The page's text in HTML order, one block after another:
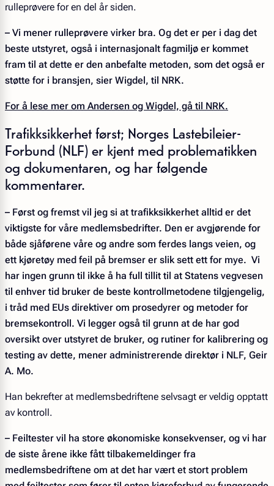
rulleprøvere for en del år siden.
– Vi mener rulleprøvere virker bra. Og det er per i dag det
beste utstyret, også i internasjonalt fagmiljø er kommet
fram til at dette er den anbefalte metoden, som det også er
støtte for i bransjen, sier Wigdel, til NRK.
For å lese mer om Andersen og Wigdel, gå til NRK.
Trafikksikkerhet først; Norges Lastebileier-
Forbund (NLF) er kjent med problematikken
og dokumentaren, og har følgende
kommentarer.
– Først og fremst vil jeg si at trafikksikkerhet alltid er det
viktigste for våre medlemsbedrifter. Den er avgjørende for
både sjåførene våre og andre som ferdes langs veien, og
ett kjøretøy med feil på bremser er slik sett ett for mye. Vi
har ingen grunn til ikke å ha full tillit til at Statens vegvesen
til enhver tid bruker de beste kontrollmetodene tilgjengelig,
i tråd med EUs direktiver om prosedyrer og metoder for
bremsekontroll. Vi legger også til grunn at de har god
oversikt over utstyret de bruker, og rutiner for kalibrering og
testing av dette, mener administrerende direktør i NLF, Geir
A. Mo.
Han bekrefter at medlemsbedriftene selvsagt er veldig opptatt
av kontroll.
– Feiltester vil ha store økonomiske konsekvenser, og vi har
de siste årene ikke fått tilbakemeldinger fra
medlemsbedriftene om at det har vært et stort problem